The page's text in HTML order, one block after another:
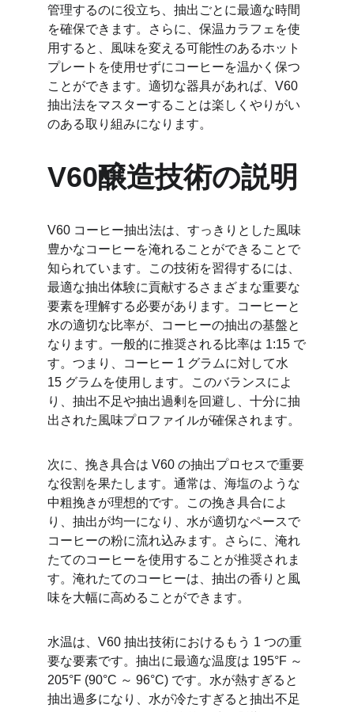
管理するのに役立ち、抽出ごとに最適な時間
を確保できます。さらに、保温カラフェを使
用すると、風味を変える可能性のあるホット
プレートを使用せずにコーヒーを温かく保つ
ことができます。適切な器具があれば、V60
抽出法をマスターすることは楽しくやりがい
のある取り組みになります。
V60醸造技術の説明
V60 コーヒー抽出法は、すっきりとした風味
豊かなコーヒーを淹れることができることで
知られています。この技術を習得するには、
最適な抽出体験に貢献するさまざまな重要な
要素を理解する必要があります。コーヒーと
水の適切な比率が、コーヒーの抽出の基盤と
なります。一般的に推奨される比率は 1:15 で
す。つまり、コーヒー 1 グラムに対して水
15 グラムを使用します。このバランスによ
り、抽出不足や抽出過剰を回避し、十分に抽
出された風味プロファイルが確保されます。
次に、挽き具合は V60 の抽出プロセスで重要
な役割を果たします。通常は、海塩のような
中粗挽きが理想的です。この挽き具合によ
り、抽出が均一になり、水が適切なペースで
コーヒーの粉に流れ込みます。さらに、淹れ
たてのコーヒーを使用することが推奨されま
す。淹れたてのコーヒーは、抽出の香りと風
味を大幅に高めることができます。
水温は、V60 抽出技術におけるもう 1 つの重
要な要素です。抽出に最適な温度は 195°F ～
205°F (90°C ～ 96°C) です。水が熱すぎると
抽出過多になり、水が冷たすぎると抽出不足